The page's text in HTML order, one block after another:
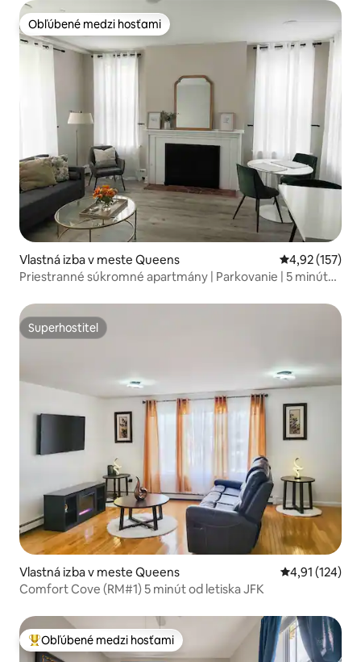
Obľúbené medzi hosťami
Obľúbené medzi hosťami
Vlastná izba v meste Queens Priemerné
4,92 (157)
Priestranné súkromné apartmány | Parkovanie | 5 minút
Superhostiteľ
Superhostiteľ
Vlastná izba v meste Queens Priemerné
4,91 (124)
Comfort Cove (RM#1) 5 minút od letiska JFK
Najobľúbenejšie medzi hosťami
Obľúbené medzi hosťami